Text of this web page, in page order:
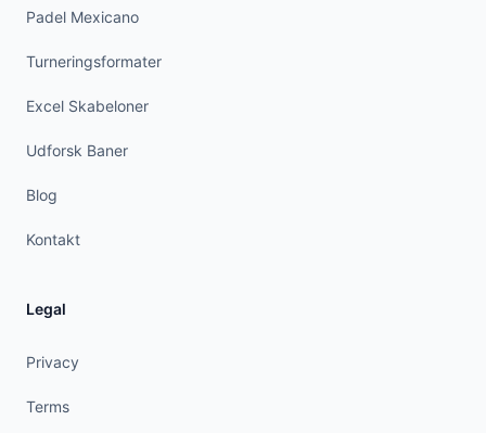
Padel Mexicano
Turneringsformater
Excel Skabeloner
Udforsk Baner
Blog
Kontakt
Legal
Privacy
Terms